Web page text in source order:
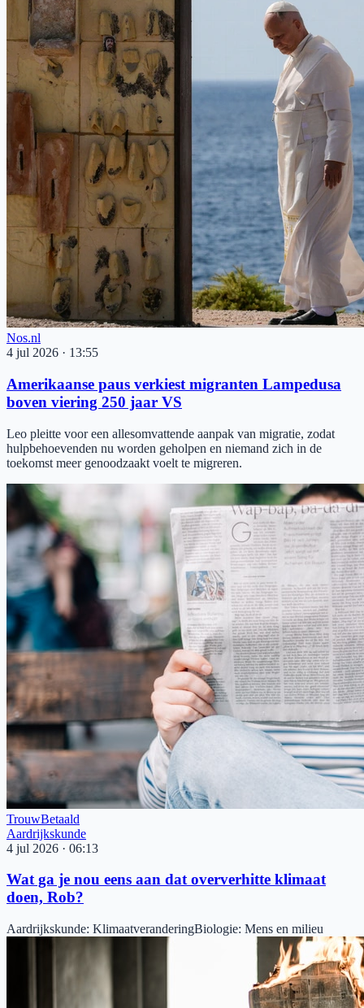
Nos.nl
4 jul 2026 · 13:55
Amerikaanse paus verkiest migranten Lampedusa
boven viering 250 jaar VS
Leo pleitte voor een allesomvattende aanpak van migratie, zodat
hulpbehoevenden nu worden geholpen en niemand zich in de
toekomst meer genoodzaakt voelt te migreren.
TrouwBetaald
Aardrijkskunde
4 jul 2026 · 06:13
Wat ga je nou eens aan dat oververhitte klimaat
doen, Rob?
Aardrijkskunde: KlimaatveranderingBiologie: Mens en milieu